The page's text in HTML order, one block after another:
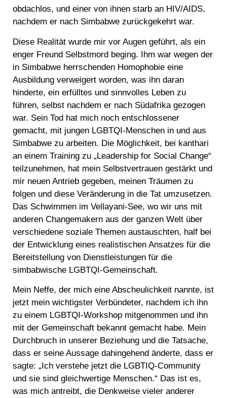
obdachlos, und einer von ihnen starb an HIV/AIDS,
nachdem er nach Simbabwe zurückgekehrt war.
Diese Realität wurde mir vor Augen geführt, als ein
enger Freund Selbstmord beging. Ihm war wegen der
in Simbabwe herrschenden Homophobie eine
Ausbildung verweigert worden, was ihn daran
hinderte, ein erfülltes und sinnvolles Leben zu
führen, selbst nachdem er nach Südafrika gezogen
war. Sein Tod hat mich noch entschlossener
gemacht, mit jungen LGBTQI-Menschen in und aus
Simbabwe zu arbeiten. Die Möglichkeit, bei kanthari
an einem Training zu „Leadership for Social Change“
teilzunehmen, hat mein Selbstvertrauen gestärkt und
mir neuen Antrieb gegeben, meinen Träumen zu
folgen und diese Veränderung in die Tat umzusetzen.
Das Schwimmen im Vellayani-See, wo wir uns mit
anderen Changemakern aus der ganzen Welt über
verschiedene soziale Themen austauschten, half bei
der Entwicklung eines realistischen Ansatzes für die
Bereitstellung von Dienstleistungen für die
simbabwische LGBTQI-Gemeinschaft.
Mein Neffe, der mich eine Abscheulichkeit nannte, ist
jetzt mein wichtigster Verbündeter, nachdem ich ihn
zu einem LGBTQI-Workshop mitgenommen und ihn
mit der Gemeinschaft bekannt gemacht habe. Mein
Durchbruch in unserer Beziehung und die Tatsache,
dass er seine Aussage dahingehend änderte, dass er
sagte: „Ich verstehe jetzt die LGBTIQ-Community
und sie sind gleichwertige Menschen.“ Das ist es,
was mich antreibt, die Denkweise vieler anderer